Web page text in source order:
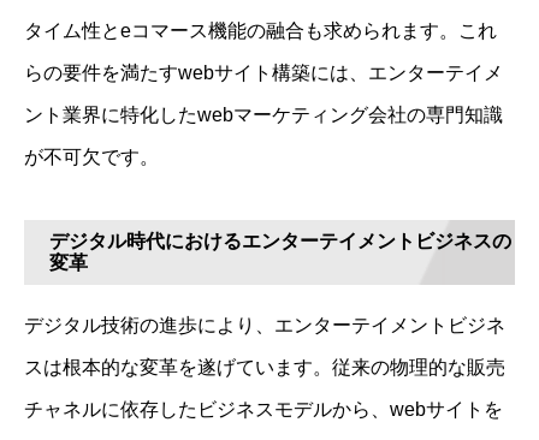
タイム性とeコマース機能の融合も求められます。これ
らの要件を満たすwebサイト構築には、エンターテイメ
ント業界に特化したwebマーケティング会社の専門知識
が不可欠です。
デジタル時代におけるエンターテイメントビジネスの
変革
デジタル技術の進歩により、エンターテイメントビジネ
スは根本的な変革を遂げています。従来の物理的な販売
チャネルに依存したビジネスモデルから、webサイトを